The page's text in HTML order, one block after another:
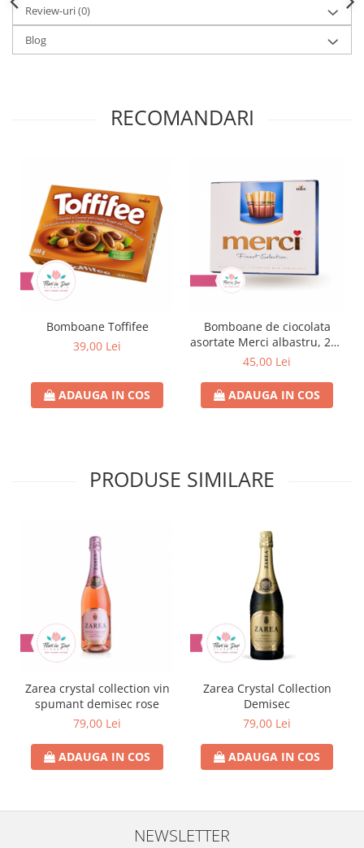
Review-uri(0)
Blog
RECOMANDARI
Bomboane Toffifee
39,00 Lei
ADAUGA IN COS
Bomboane de ciocolata
asortate Merci albastru, 250
gr
45,00 Lei
ADAUGA IN COS
PRODUSE SIMILARE
Zarea crystal collection vin
spumant demisec rose
79,00 Lei
ADAUGA IN COS
Zarea Crystal Collection
Demisec
79,00 Lei
ADAUGA IN COS
NEWSLETTER